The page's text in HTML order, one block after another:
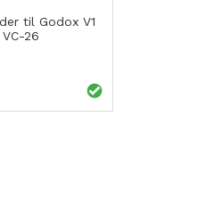
til Godox V1
26